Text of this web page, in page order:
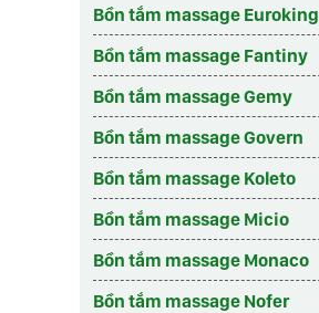
Bồn tắm massage Euroking
Bồn tắm massage Fantiny
Bồn tắm massage Gemy
Bồn tắm massage Govern
Bồn tắm massage Koleto
Bồn tắm massage Micio
Bồn tắm massage Monaco
Bồn tắm massage Nofer